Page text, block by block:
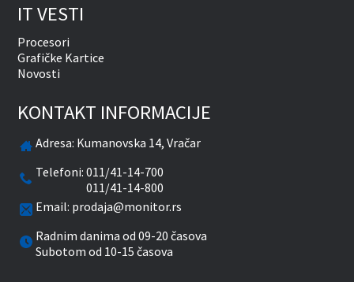
IT VESTI
Procesori
Grafičke Kartice
Novosti
KONTAKT INFORMACIJE
Adresa: Kumanovska 14, Vračar
Telefoni:011/41-14-700
011/41-14-800
Email: prodaja@monitor.rs
Radnim danima od 09-20 časova
Subotom od 10-15 časova